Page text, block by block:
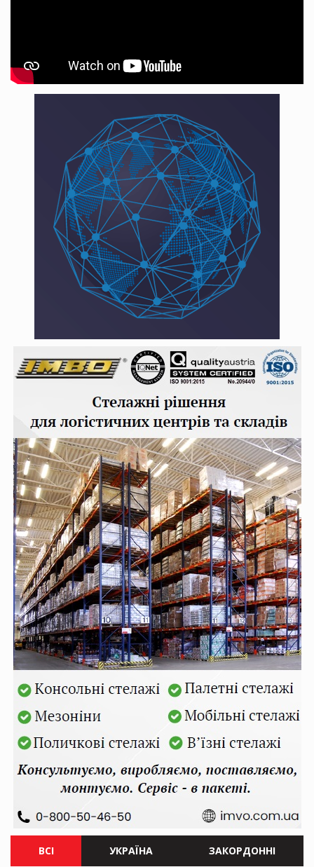
ВСІ УКРАЇНА ЗАКОРДОННІ